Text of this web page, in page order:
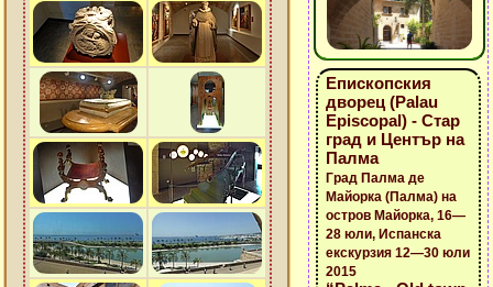
Епископския
дворец (Palau
Episcopal) - Стар
град и Център на
Палма
Град Палма де
Майорка (Палма) на
остров Майорка, 16—
28 юли, Испанска
екскурзия 12—30 юли
2015